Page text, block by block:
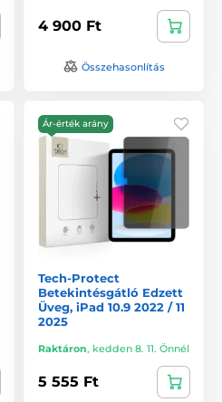
4 900 Ft
Összehasonlítás
Ár-érték arány
Tech-Protect
Betekintésgátló Edzett
Üveg, iPad 10.9 2022 / 11
2025
Raktáron, kedden 8. 11. Önnél
5 555 Ft